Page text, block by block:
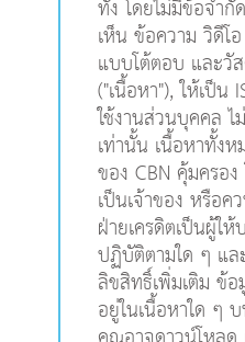
ทั้ง โดยไม่มีข้อจำ
เห็น ข้อความ วิดี
แบบโต้ตอบ และ
("เนื้อหา"), ให้เป็น
ใช้งานส่วนบุคคล ไ
เท่านั้น เนื้อหาทั้ง
ของ CBN คุ้มครอ
เป็นเจ้าของ หรือ
ฝ่ายเครดิตเป็นผู้ใ
ปฏิบัติตามใด ๆ แ
ลิขสิทธิ์เพิ่มเติม ข้
อยู่ในเนื้อหาใด ๆ